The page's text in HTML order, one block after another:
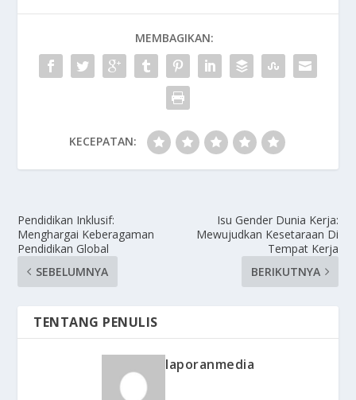
MEMBAGIKAN:
KECEPATAN:
Pendidikan Inklusif:
Menghargai Keberagaman
Pendidikan Global
SEBELUMNYA
Isu Gender Dunia Kerja:
Mewujudkan Kesetaraan Di
Tempat Kerja
BERIKUTNYA
TENTANG PENULIS
laporanmedia